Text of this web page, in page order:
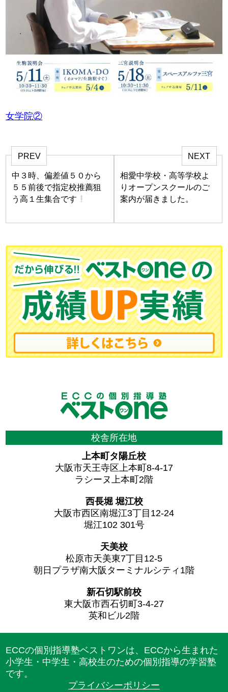
女学院②
PREV
中３時、偏差値５０から
５５前後で指定校推薦狙
う高１生集合です
NEXT
相愛中学校・高等学校よ
りオープンスクールのご
案内が届きました。
校舎所在地
上本町タ陽丘校
大阪市天王寺区上本町8-4-17
ラシーヌ上本町2階
西長堀 堀江校
大阪市西区南堀江3丁目12-24
堀江102 301号
天美校
松原市天美東7丁目12-5
朝日プラザ南大阪ターミナルシティ1階
新石切駅前校
東大阪市西石切町3-4-27
英和ビル2階
ECCの個別指導塾ベストワンは、ECCから生まれた
小学生・中学生・高校生のための個別指導の学習塾
です。
プライバシーポリシー